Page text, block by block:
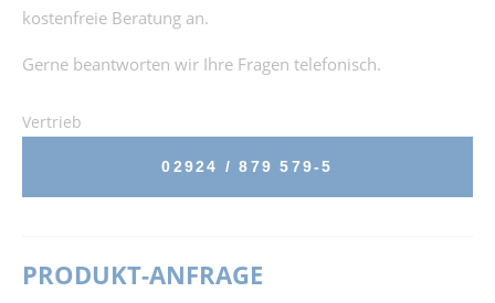
kostenfreie Beratung an.
Gerne beantworten wir Ihre Fragen telefonisch.
Vertrieb
02924 / 879 579-5
PRODUKT-ANFRAGE